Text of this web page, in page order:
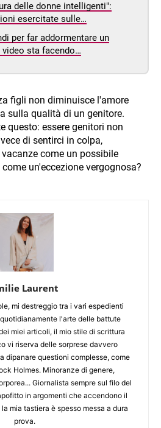
delle donne intelligenti":
esercitate sulle…
per far addormentare un
video sta facendo…
figli non diminuisce l'amore
sulla qualità di un genitore.
questo: essere genitori non
di sentirci in colpa,
come un possibile
un'eccezione vergognosa?
Laurent
mi destreggio tra i vari espedienti
l'arte delle battute
miei articoli, il mio stile di scrittura
vi riserva delle sorprese davvero
dipanare questioni complesse, come
Holmes. Minoranze di genere,
Giornalista sempre sul filo del
in argomenti che accendono il
mia tastiera è spesso messa a dura
prova.